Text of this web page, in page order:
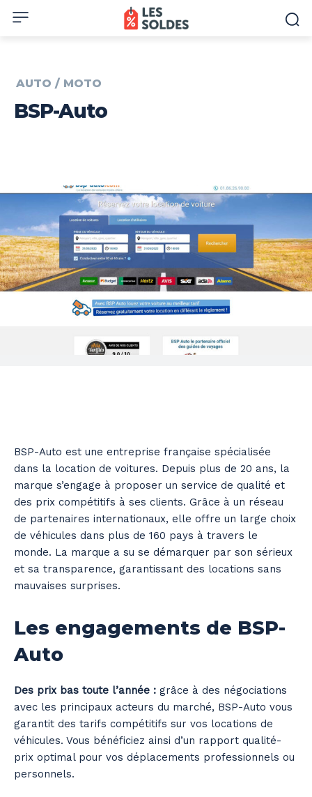
AUTO / MOTO
BSP-Auto
BSP-Auto est une entreprise française spécialisée
dans la location de voitures. Depuis plus de 20 ans, la
marque s’engage à proposer un service de qualité et
des prix compétitifs à ses clients. Grâce à un réseau
de partenaires internationaux, elle offre un large choix
de véhicules dans plus de 160 pays à travers le
monde. La marque a su se démarquer par son sérieux
et sa transparence, garantissant des locations sans
mauvaises surprises.
Les engagements de BSP-
Auto
Des prix bas toute l’année : grâce à des négociations
avec les principaux acteurs du marché, BSP-Auto vous
garantit des tarifs compétitifs sur vos locations de
véhicules. Vous bénéficiez ainsi d’un rapport qualité-
prix optimal pour vos déplacements professionnels ou
personnels.